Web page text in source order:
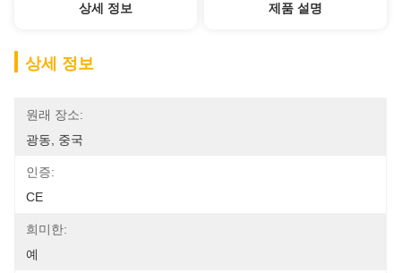
상세 정보 제품 설명
상세 정보
원래 장소:
광동, 중국
인증:
CE
희미한:
예